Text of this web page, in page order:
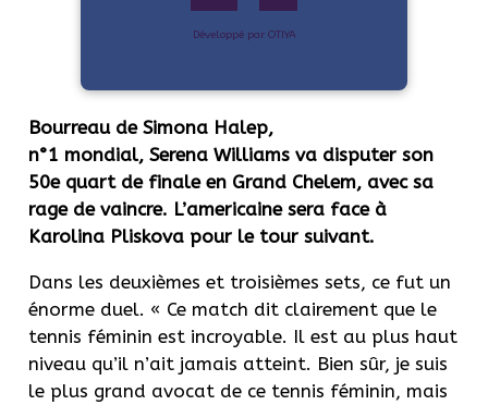
Développé par OTIYA
Bourreau de Simona Halep,
n°1 mondial, Serena Williams va disputer son
50e quart de finale en Grand Chelem, avec sa
rage de vaincre. L’americaine sera face à
Karolina Pliskova pour le tour suivant.
Dans les deuxièmes et troisièmes sets, ce fut un
énorme duel. « Ce match dit clairement que le
tennis féminin est incroyable. Il est au plus haut
niveau qu’il n’ait jamais atteint. Bien sûr, je suis
le plus grand avocat de ce tennis féminin, mais